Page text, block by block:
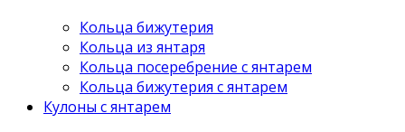
Кольца бижутерия
Кольца из янтаря
Кольца посеребрение с янтарем
Кольца бижутерия с янтарем
Кулоны с янтарем